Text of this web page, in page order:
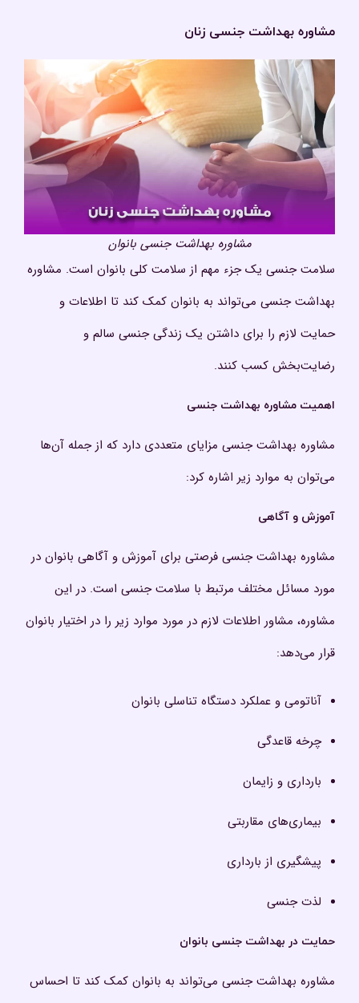
مشاوره بهداشت جنسی زنان
مشاوره بهداشت جنسی بانوان
سلامت جنسی یک جزء مهم از سلامت کلی بانوان است. مشاوره
بهداشت جنسی می‌تواند به بانوان کمک کند تا اطلاعات و
حمایت لازم را برای داشتن یک زندگی جنسی سالم و
رضایت‌بخش کسب کنند.
اهمیت مشاوره بهداشت جنسی
مشاوره بهداشت جنسی مزایای متعددی دارد که از جمله آن‌ها
می‌توان به موارد زیر اشاره کرد:
آموزش و آگاهی
مشاوره بهداشت جنسی فرصتی برای آموزش و آگاهی بانوان در
مورد مسائل مختلف مرتبط با سلامت جنسی است. در این
مشاوره، مشاور اطلاعات لازم در مورد موارد زیر را در اختیار بانوان
قرار می‌دهد:
آناتومی و عملکرد دستگاه تناسلی بانوان
چرخه قاعدگی
بارداری و زایمان
بیماری‌های مقاربتی
پیشگیری از بارداری
لذت جنسی
حمایت در بهداشت جنسی بانوان
مشاوره بهداشت جنسی می‌تواند به بانوان کمک کند تا احساس